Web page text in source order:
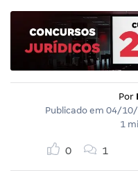
Por
Publicado em 04/
1
0 1